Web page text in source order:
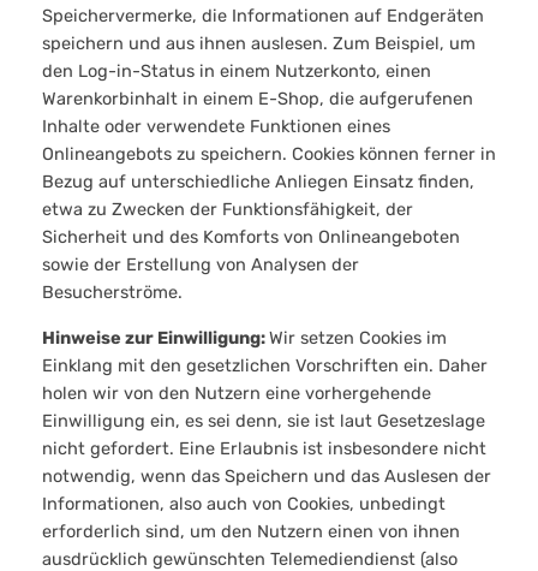
Speichervermerke, die Informationen auf Endgeräten
speichern und aus ihnen auslesen. Zum Beispiel, um
den Log-in-Status in einem Nutzerkonto, einen
Warenkorbinhalt in einem E-Shop, die aufgerufenen
Inhalte oder verwendete Funktionen eines
Onlineangebots zu speichern. Cookies können ferner in
Bezug auf unterschiedliche Anliegen Einsatz finden,
etwa zu Zwecken der Funktionsfähigkeit, der
Sicherheit und des Komforts von Onlineangeboten
sowie der Erstellung von Analysen der
Besucherströme.
Hinweise zur Einwilligung:Wir setzen Cookies im
Einklang mit den gesetzlichen Vorschriften ein. Daher
holen wir von den Nutzern eine vorhergehende
Einwilligung ein, es sei denn, sie ist laut Gesetzeslage
nicht gefordert. Eine Erlaubnis ist insbesondere nicht
notwendig, wenn das Speichern und das Auslesen der
Informationen, also auch von Cookies, unbedingt
erforderlich sind, um den Nutzern einen von ihnen
ausdrücklich gewünschten Telemediendienst (also